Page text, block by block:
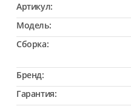
Артикул:
Модель:
Сборка:
Бренд:
Гарантия: